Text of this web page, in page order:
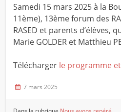
Samedi 15 mars 2025 à la
11ème), 13ème forum des
RASED et parents d’élèves,
Marie GOLDER et Matthieu
Télécharger le programme
7 mars 2025